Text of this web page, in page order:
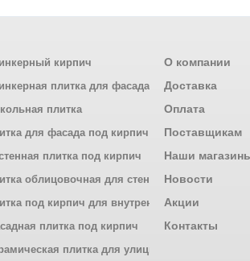
кирпич
плитка для фасада
плитка
для фасада под кирпич
плитка под кирпич
облицовочная для стен
под кирпич для внутренней отделки
плитка под кирпич
плитка для улицы
О компании
Доставка
Оплата
Поставщикам
Наши
Новости
Акции
Контакты